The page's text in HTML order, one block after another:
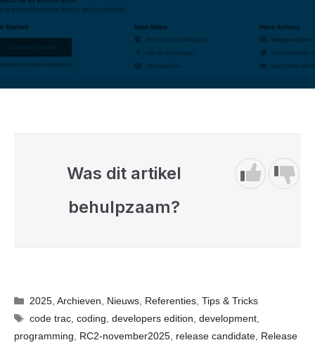
Was dit artikel
behulpzaam?
Categorieën
2025,Archieven, Nieuws, Referenties,Tips & Tricks
Tags
code trac,coding,developers edition,development,
programming, RC2-november2025, release candidate, Release